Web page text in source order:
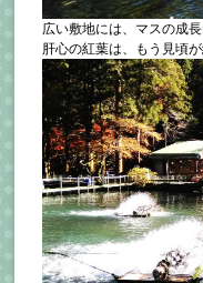
広い敷地には、マスの成
肝心の紅葉は、もう見頃